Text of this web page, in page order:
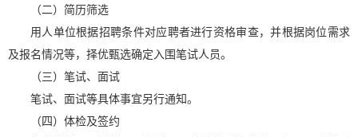
（二）简历筛选
用人单位根据招聘条件对应聘者进行资格审查，并根据岗位需求
及报名情况等，择优甄选确定入围笔试人员。
（三）笔试、面试
笔试、面试等具体事宜另行通知。
（四）体检及签约